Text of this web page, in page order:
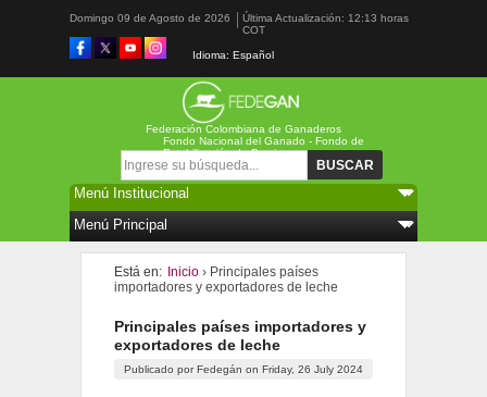
Domingo 09 de Agosto de 2026
Última Actualización: 12:13 horas
COT
Idioma: Español
Federación Colombiana de Ganaderos
Formulario de búsqueda
Fondo Nacional del Ganado - Fondo de
Estabilización de Precios
Está en: Inicio› Principales países
importadores y exportadores de leche
Principales países importadores y
exportadores de leche
Publicado por Fedegán on Friday, 26 July 2024